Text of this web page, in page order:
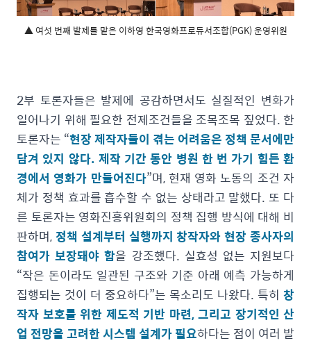
▲ 여섯 번째 발제를 맡은 이하영 한국영화프로듀서조합(PGK) 운영위원
2부 토론자들은 발제에 공감하면서도 실질적인 변화가
일어나기 위해 필요한 전제조건들을 조목조목 짚었다. 한
토론자는 “현장 제작자들이 겪는 어려움은 정책 문서에만
담겨 있지 않다. 제작 기간 동안 병원 한 번 가기 힘든 환
경에서 영화가 만들어진다”며, 현재 영화 노동의 조건 자
체가 정책 효과를 흡수할 수 없는 상태라고 말했다. 또 다
른 토론자는 영화진흥위원회의 정책 집행 방식에 대해 비
판하며, 정책 설계부터 실행까지 창작자와 현장 종사자의
참여가 보장돼야 함을 강조했다. 실효성 없는 지원보다
“작은 돈이라도 일관된 구조와 기준 아래 예측 가능하게
집행되는 것이 더 중요하다”는 목소리도 나왔다. 특히 창
작자 보호를 위한 제도적 기반 마련, 그리고 장기적인 산
업 전망을 고려한 시스템 설계가 필요하다는 점이 여러 발